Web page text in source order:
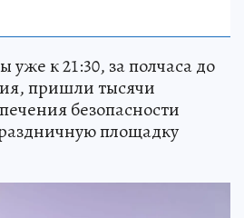
к 21:30, за полчаса до
пришли тысячи
безопасности
площадку